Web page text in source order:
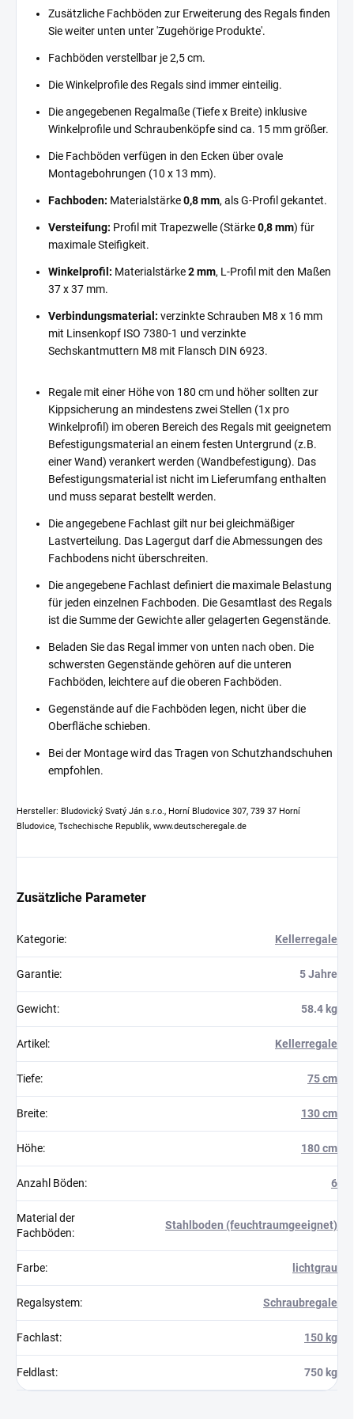
Zusätzliche Fachböden zur Erweiterung des Regals finden
Sie weiter unten unter 'Zugehörige Produkte'.
Fachböden verstellbar je 2,5 cm.
Die Winkelprofile des Regals sind immer einteilig.
Die angegebenen Regalmaße (Tiefe x Breite) inklusive
Winkelprofile und Schraubenköpfe sind ca. 15 mm größer.
Die Fachböden verfügen in den Ecken über ovale
Montagebohrungen (10 x 13 mm).
Fachboden: Materialstärke0,8 mm, als G-Profil gekantet.
Versteifung: Profil mit Trapezwelle (Stärke0,8 mm) für
maximale Steifigkeit.
Winkelprofil: Materialstärke2 mm, L-Profil mit den Maßen
37 x 37 mm.
Verbindungsmaterial: verzinkte Schrauben M8 x 16 mm
mit Linsenkopf ISO 7380-1 und verzinkte
Sechskantmuttern M8 mit Flansch DIN 6923.
Regale mit einer Höhe von 180 cm und höher sollten zur
Kippsicherung an mindestens zwei Stellen (1x pro
Winkelprofil) im oberen Bereich des Regals mit geeignetem
Befestigungsmaterial an einem festen Untergrund (z.B.
einer Wand) verankert werden (Wandbefestigung). Das
Befestigungsmaterial ist nicht im Lieferumfang enthalten
und muss separat bestellt werden.
Die angegebene Fachlast gilt nur bei gleichmäßiger
Lastverteilung. Das Lagergut darf die Abmessungen des
Fachbodens nicht überschreiten.
Die angegebene Fachlast definiert die maximale Belastung
für jeden einzelnen Fachboden. Die Gesamtlast des Regals
ist die Summe der Gewichte aller gelagerten Gegenstände.
Beladen Sie das Regal immer von unten nach oben. Die
schwersten Gegenstände gehören auf die unteren
Fachböden, leichtere auf die oberen Fachböden.
Gegenstände auf die Fachböden legen, nicht über die
Oberfläche schieben.
Bei der Montage wird das Tragen von Schutzhandschuhen
empfohlen.
Hersteller: Bludovický Svatý Ján s.r.o., Horní Bludovice 307, 739 37 Horní
Bludovice, Tschechische Republik, www.deutscheregale.de
Zusätzliche Parameter
Kategorie: Kellerregale
Garantie: 5 Jahre
Gewicht: 58.4 kg
Artikel : Kellerregale
Tiefe: 75 cm
Breite: 130 cm
Höhe: 180 cm
Anzahl Böden: 6
Material der
Fachböden:
Stahlboden (feuchtraumgeeignet)
Farbe: lichtgrau
Regalsystem: Schraubregale
Fachlast: 150 kg
Feldlast: 750 kg